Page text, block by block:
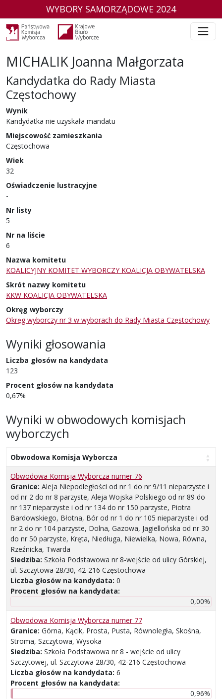
WYBORY SAMORZĄDOWE 2024
MICHALIK Joanna Małgorzata
Kandydatka do Rady Miasta
Częstochowy
w wyborach samorządowych w 2024 r.
Wynik
Kandydatka nie uzyskała mandatu
Miejscowość zamieszkania
Częstochowa
Wiek
32
Oświadczenie lustracyjne
-
Nr listy
5
Nr na liście
6
Nazwa komitetu
KOALICYJNY KOMITET WYBORCZY KOALICJA OBYWATELSKA
Skrót nazwy komitetu
KKW KOALICJA OBYWATELSKA
Okręg wyborczy
Okręg wyborczy nr 3 w wyborach do Rady Miasta Częstochowy
Wyniki głosowania
Liczba głosów na kandydata
123
Procent głosów na kandydata
0,67%
Wyniki w obwodowych komisjach
wyborczych
Obwodowa Komisja Wyborcza
Obwodowa Komisja Wyborcza numer 76
Granice: Aleja Niepodległości od nr 1 do nr 9/11 nieparzyste i
od nr 2 do nr 8 parzyste, Aleja Wojska Polskiego od nr 89 do
nr 137 nieparzyste i od nr 134 do nr 150 parzyste, Piotra
Bardowskiego, Błotna, Bór od nr 1 do nr 105 nieparzyste i od
nr 2 do nr 104 parzyste, Dolna, Gazowa, Jagiellońska od nr 30
do nr 50 parzyste, Kręta, Niedługa, Niewielka, Nowa, Równa,
Rzeźnicka, Twarda
Siedziba: Szkoła Podstawowa nr 8-wejście od ulicy Górskiej,
ul. Szczytowa 28/30, 42-216 Częstochowa
Liczba głosów na kandydata: 0
Procent głosów na kandydata:
0,00%
Obwodowa Komisja Wyborcza numer 77
Granice: Górna, Kącik, Prosta, Pusta, Równoległa, Skośna,
Stroma, Szczytowa, Wysoka
Siedziba: Szkoła Podstawowa nr 8 - wejście od ulicy
Szczytowej, ul. Szczytowa 28/30, 42-216 Częstochowa
Liczba głosów na kandydata: 6
Procent głosów na kandydata:
0,96%